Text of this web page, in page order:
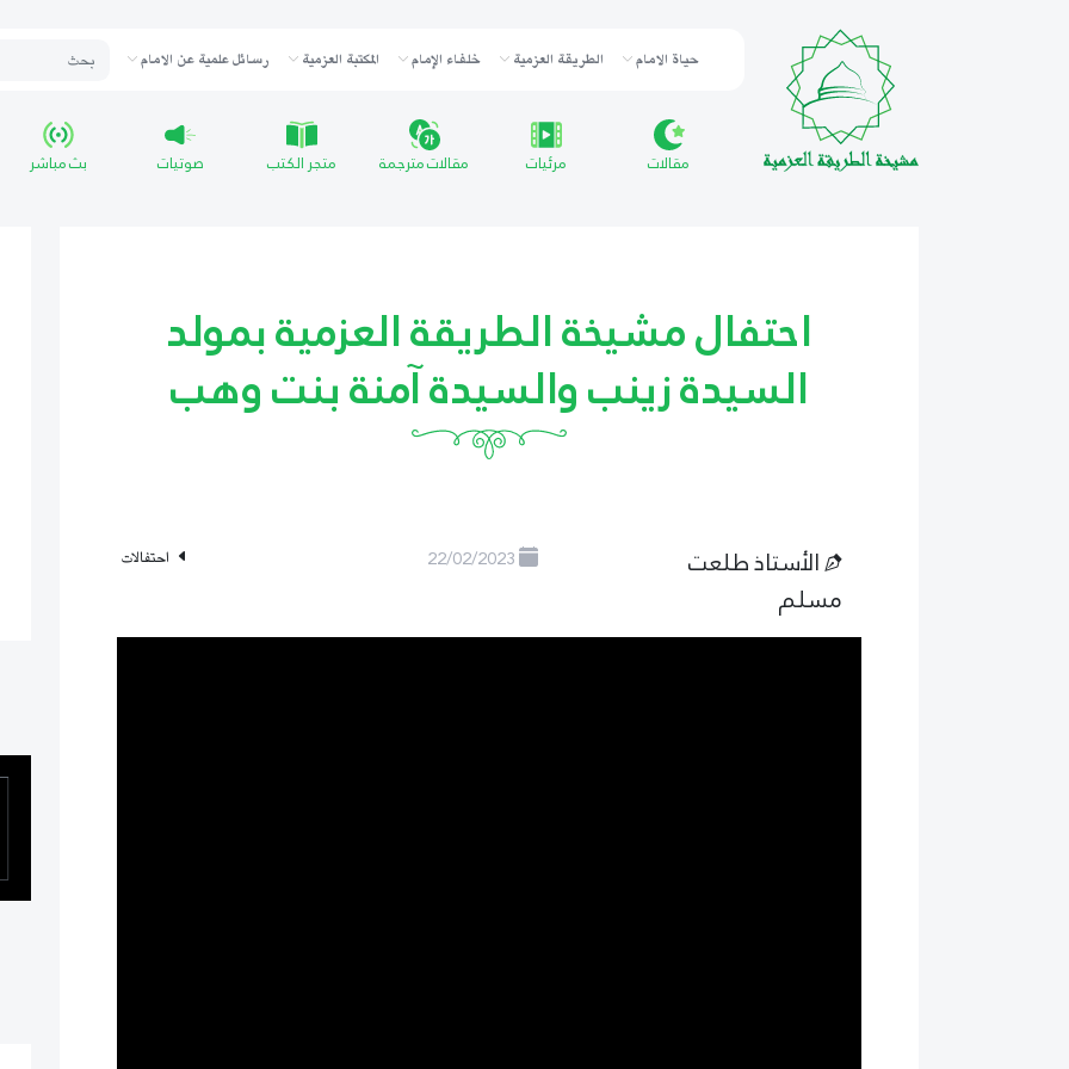
حياة الامام الطريقة العزمية خلفاء الإمام المكتبة العزمية رسائل علمية عن الامام
مقالات مرئيات مقالات مترجمة متجر الكتب صوتيات بث مباشر
احتفال مشيخة الطريقة العزمية بمولد
السيدة زينب والسيدة آمنة بنت وهب
الأستاذ طلعت
مسلم
22/02/2023 احتفالات